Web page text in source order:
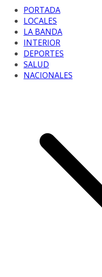
PORTADA
LOCALES
LA BANDA
INTERIOR
DEPORTES
SALUD
NACIONALES